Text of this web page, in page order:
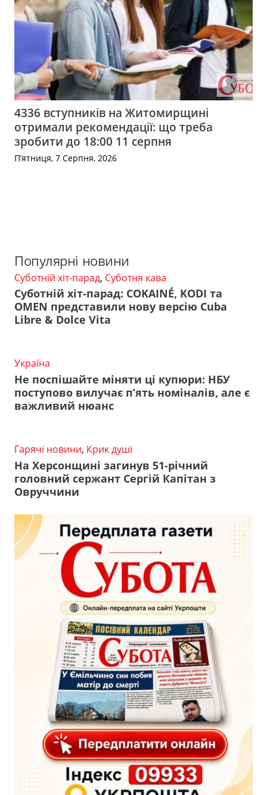
4336 вступників на Житомирщині
отримали рекомендації: що треба
зробити до 18:00 11 серпня
П’ятниця, 7 Серпня, 2026
Популярні новини
Суботній хіт-парад, Суботня кава
Суботній хіт-парад: COKAINÉ, KODI та
OMEN представили нову версію Cuba
Libre & Dolce Vita
Україна
Не поспішайте міняти ці купюри: НБУ
поступово вилучає п’ять номіналів, але є
важливий нюанс
Гарячі новини, Крик душі
На Херсонщині загинув 51-річний
головний сержант Сергій Капітан з
Овруччини